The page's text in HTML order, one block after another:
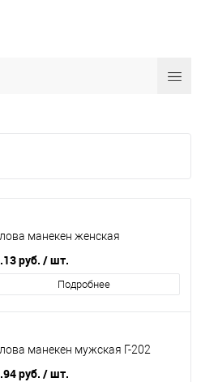
манекен женская
руб. / шт.
Подробнее
манекен мужская Г-202
руб. / шт.